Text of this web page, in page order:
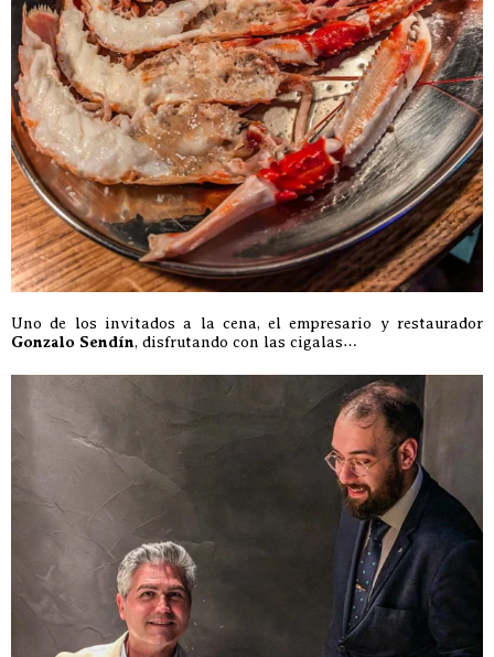
Uno de los invitados a la cena, el empresario y restaurador
Gonzalo Sendín, disfrutando con las cigalas…